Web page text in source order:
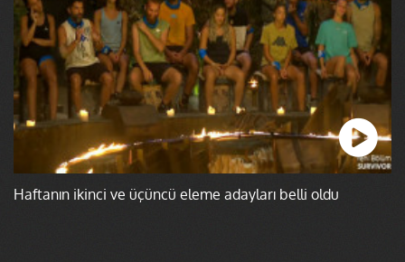
Haftanın ikinci ve üçüncü eleme adayları belli oldu